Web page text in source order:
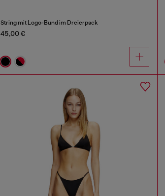
String mit Logo-Bund im Dreierpack
45,00 €